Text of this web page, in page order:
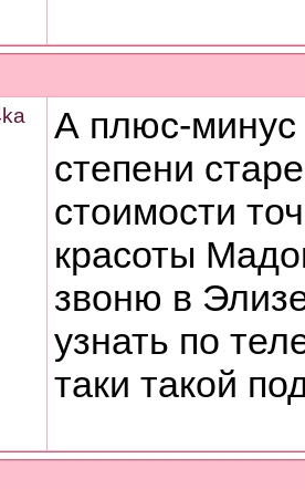
А плюс-минус
степени
стоимости
красоты
звоню в
узнать по
таки такой